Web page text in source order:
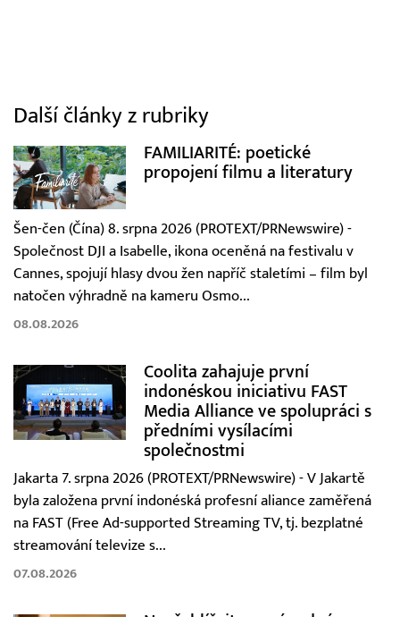
Další články z rubriky
FAMILIARITÉ: poetické
propojení filmu a literatury
Šen-čen (Čína) 8. srpna 2026 (PROTEXT/PRNewswire) -
Společnost DJI a Isabelle, ikona oceněná na festivalu v
Cannes, spojují hlasy dvou žen napříč staletími – film byl
natočen výhradně na kameru Osmo...
08.08.2026
Coolita zahajuje první
indonéskou iniciativu FAST
Media Alliance ve spolupráci s
předními vysílacími
společnostmi
Jakarta 7. srpna 2026 (PROTEXT/PRNewswire) - V Jakartě
byla založena první indonéská profesní aliance zaměřená
na FAST (Free Ad-supported Streaming TV, tj. bezplatné
streamování televize s...
07.08.2026